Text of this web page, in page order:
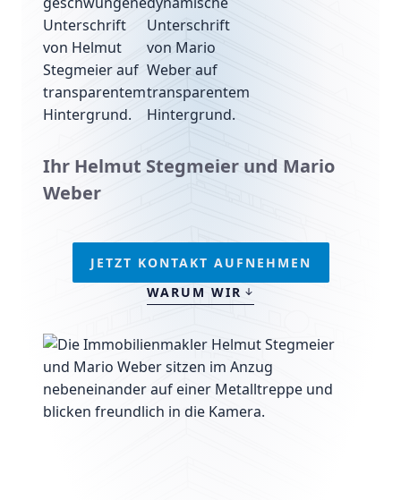
Ihr Helmut Stegmeier und Mario
Weber
JETZT KONTAKT AUFNEHMEN
WARUM WIR